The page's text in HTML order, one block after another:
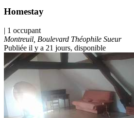
Homestay
| 1 occupant
Montreuil, Boulevard Théophile Sueur
Publiée il y a 21 jours, disponible